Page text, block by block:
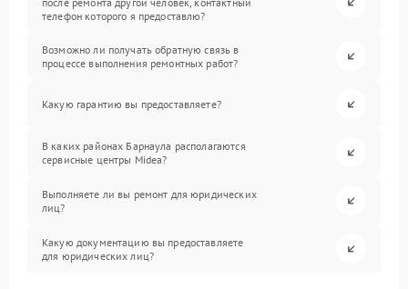
телефон которого я предоставлю?
Возможно ли получать обратную связь в
процессе выполнения ремонтных работ?
Какую гарантию вы предоставляете?
В каких районах Барнаула располагаются
сервисные центры Midea?
Выполняете ли вы ремонт для юридических
лиц?
Какую документацию вы предоставляете
для юридических лиц?